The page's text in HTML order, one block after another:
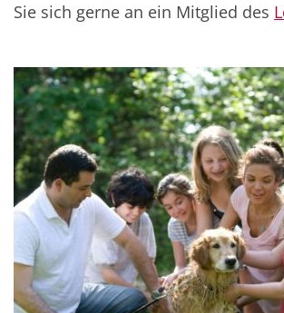
Sie sich gerne an ein Mitglied des